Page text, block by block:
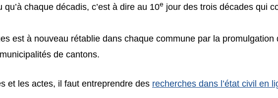
qu’à chaque décadis, c’est à dire au 10e jour des trois décades qui
est à nouveau rétablie dans chaque commune par la
de cantons.
et les actes, il faut entreprendre des recherches dans l’état civil en